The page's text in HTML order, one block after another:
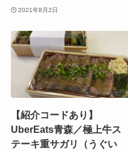
2021年8月2日
【紹介コードあり】
UberEats青森／極上牛ス
テーキ重サガリ（うぐい